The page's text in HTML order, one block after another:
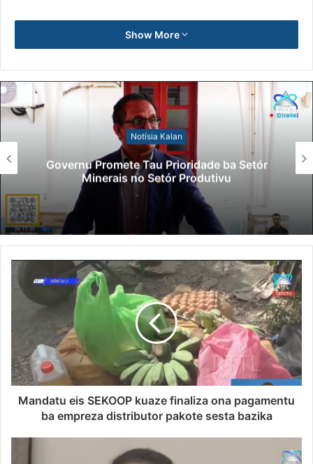
Show More
Notísia Kalan
Governu Promete Tau Prioridade ba Setór
Minerais no Setór Produtivu
Mandatu eis SEKOOP kuaze finaliza ona pagamentu
ba empreza distributor pakote sesta bazika